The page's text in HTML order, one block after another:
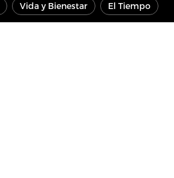
Vida y Bienestar El Tiempo